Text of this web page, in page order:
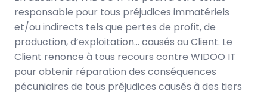
responsable pour tous préjudices immatériels
et/ou indirects tels que pertes de profit, de
production, d’exploitation… causés au Client. Le
Client renonce à tous recours contre WIDOO IT
pour obtenir réparation des conséquences
pécuniaires de tous préjudices causés à des tiers